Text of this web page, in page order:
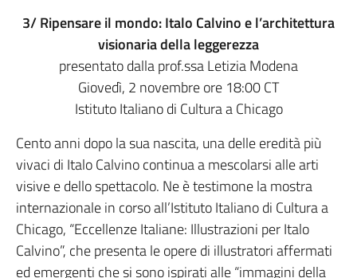
3/ Ripensare il mondo: Italo Calvino e l’architettura
visionaria della leggerezza
presentato dalla prof.ssa Letizia Modena
Giovedì, 2 novembre ore 18:00 CT
Istituto Italiano di Cultura a Chicago
Cento anni dopo la sua nascita, una delle eredità più
vivaci di Italo Calvino continua a mescolarsi alle arti
visive e dello spettacolo. Ne è testimone la mostra
internazionale in corso all’Istituto Italiano di Cultura a
Chicago, “Eccellenze Italiane: Illustrazioni per Italo
Calvino”, che presenta le opere di illustratori affermati
ed emergenti che si sono ispirati alle “immagini della